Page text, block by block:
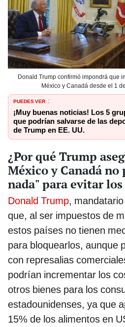
Donald Trump confirmó impondrá que
México y Canadá desde el 1
PUEDES VER :
¡Muy buenas noticias! Los 5
que podrían salvarse de las
de Trump en EE. UU.
¿Por qué Trump
México y Canadá no
nada" para evitar los
Donald Trump,
que, al ser impuestos de
estos países no tienen
para bloquearlos, aunque
con represalias
podrían incrementar los
otros bienes para los
estadounidenses, ya que
15% de los alimentos en